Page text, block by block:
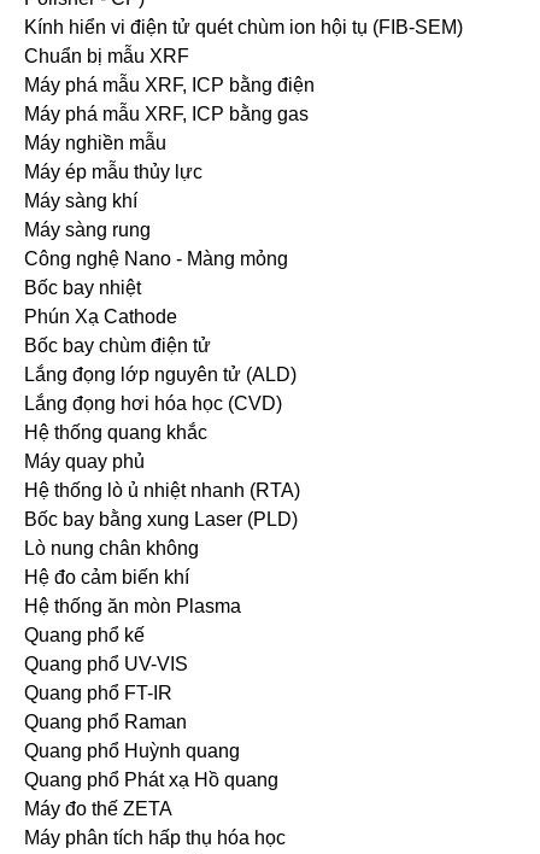
Kính hiển vi điện tử quét chùm ion hội tụ (FIB-SEM)
Chuẩn bị mẫu XRF
Máy phá mẫu XRF, ICP bằng điện
Máy phá mẫu XRF, ICP bằng gas
Máy nghiền mẫu
Máy ép mẫu thủy lực
Máy sàng khí
Máy sàng rung
Công nghệ Nano - Màng mỏng
Bốc bay nhiệt
Phún Xạ Cathode
Bốc bay chùm điện tử
Lắng đọng lớp nguyên tử (ALD)
Lắng đọng hơi hóa học (CVD)
Hệ thống quang khắc
Máy quay phủ
Hệ thống lò ủ nhiệt nhanh (RTA)
Bốc bay bằng xung Laser (PLD)
Lò nung chân không
Hệ đo cảm biến khí
Hệ thống ăn mòn Plasma
Quang phổ kế
Quang phổ UV-VIS
Quang phổ FT-IR
Quang phổ Raman
Quang phổ Huỳnh quang
Quang phổ Phát xạ Hồ quang
Máy đo thế ZETA
Máy phân tích hấp thụ hóa học